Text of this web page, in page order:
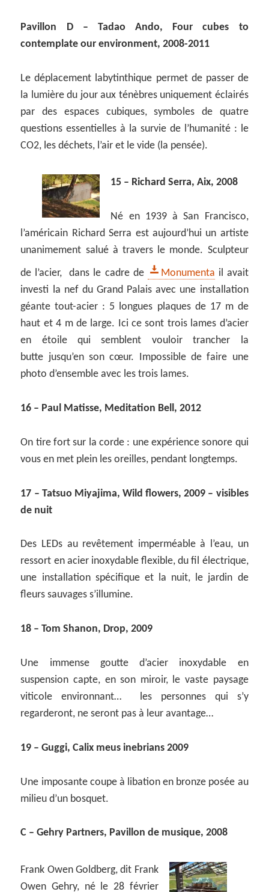
Pavillon D – Tadao Ando, Four cubes to
contemplate our environment, 2008-2011
Le déplacement labytinthique permet de passer de
la lumière du jour aux ténèbres uniquement éclairés
par des espaces cubiques, symboles de quatre
questions essentielles à la survie de l’humanité : le
CO2, les déchets, l’air et le vide (la pensée).
15 – Richard Serra, Aix, 2008
Né en 1939 à San Francisco,
l’américain Richard Serra est aujourd’hui un artiste
unanimement salué à travers le monde. Sculpteur
de l’acier, dans le cadre de
Monumenta il avait
investi la nef du Grand Palais avec une installation
géante tout-acier : 5 longues plaques de 17 m de
haut et 4 m de large. Ici ce sont trois lames d’acier
en étoile qui semblent vouloir trancher la
butte jusqu’en son cœur. Impossible de faire une
photo d’ensemble avec les trois lames.
16 – Paul Matisse, Meditation Bell, 2012
On tire fort sur la corde : une expérience sonore qui
vous en met plein les oreilles, pendant longtemps.
17 – Tatsuo Miyajima, Wild flowers, 2009 – visibles
de nuit
Des LEDs au revêtement imperméable à l’eau, un
ressort en acier inoxydable flexible, du fil électrique,
une installation spécifique et la nuit, le jardin de
fleurs sauvages s’illumine.
18 – Tom Shanon, Drop, 2009
Une immense goutte d’acier inoxydable en
suspension capte, en son miroir, le vaste paysage
viticole environnant… les personnes qui s’y
regarderont, ne seront pas à leur avantage…
19 – Guggi, Calix meus inebrians 2009
Une imposante coupe à libation en bronze posée au
milieu d’un bosquet.
C – Gehry Partners, Pavillon de musique, 2008
Frank Owen Goldberg, dit Frank
Owen Gehry, né le 28 février